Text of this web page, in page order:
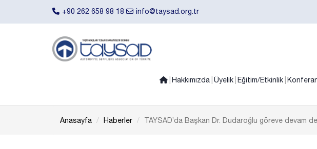
+90 262 658 98 18 info@taysad.org.tr
Hakkımızda Üyelik Eğitim/Etkinlik
Anasayfa Haberler TAYSAD’da Başkan Dr. Dudaroğlu göreve devam